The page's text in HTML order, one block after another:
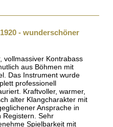
- wunderschöner
vollmassiver Kontrabass
aus Böhmen mit
Das Instrument wurde
professionell
Kraftvoller, warmer,
alter Klangcharakter mit
Ansprache in
Registern. Sehr
Spielbarkeit mit